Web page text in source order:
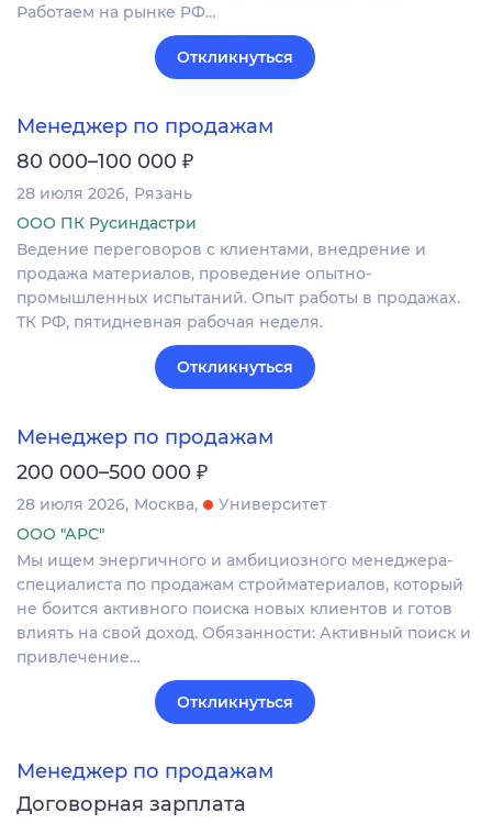
Работаем на рынке РФ…
Откликнуться
Менеджер по продажам
80 000–100 000 ₽
28 июля 2026 Рязань
ООО ПК Русиндастри
Ведение переговоров с клиентами, внедрение и
продажа материалов, проведение опытно-
промышленных испытаний. Опыт работы в продажах.
ТК РФ, пятидневная рабочая неделя.
Откликнуться
Менеджер по продажам
200 000–500 000 ₽
28 июля 2026 Москва
Университет
ООО "АРС"
Мы ищем энергичного и амбициозного менеджера-
специалиста по продажам стройматериалов, который
не боится активного поиска новых клиентов и готов
влиять на свой доход. Обязанности: Активный поиск и
привлечение…
Откликнуться
Менеджер по продажам
Договорная зарплата